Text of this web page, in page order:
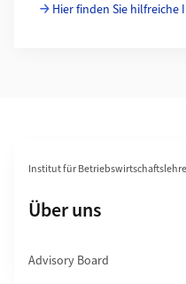
Hier finden Sie hilfreiche
Institut für Betriebswirtschaftslehre
Unterseiten von
Über uns
Advisory Board